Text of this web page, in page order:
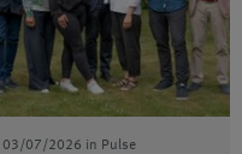
03/07/2026 in Pulse